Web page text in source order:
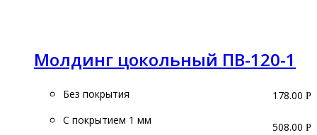
Молдинг цокольный ПВ-120-1
Без покрытия
С покрытием 1 мм
178.00 Р
508.00 Р